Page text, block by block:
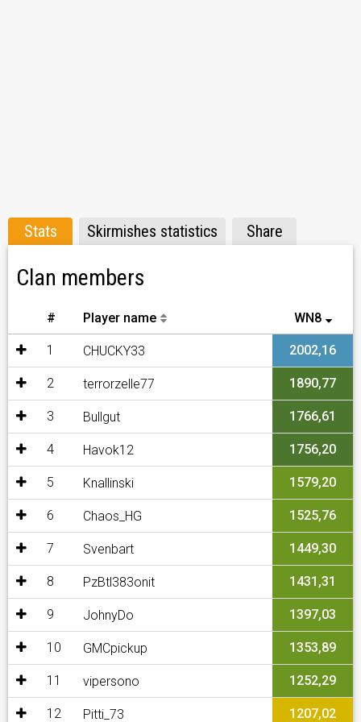
Stats Skirmishes statistics Share
Clan members
# Player name WN8
1 CHUCKY33 2002,16
2 terrorzelle77 1890,77
3 Bullgut 1766,61
4 Havok12 1756,20
5 Knallinski 1579,20
6 Chaos_HG 1525,76
7 Svenbart 1449,30
8 PzBtl383onit 1431,31
9 JohnyDo 1397,03
10 GMCpickup 1353,89
11 vipersono 1252,29
12 Pitti_73 1207,02